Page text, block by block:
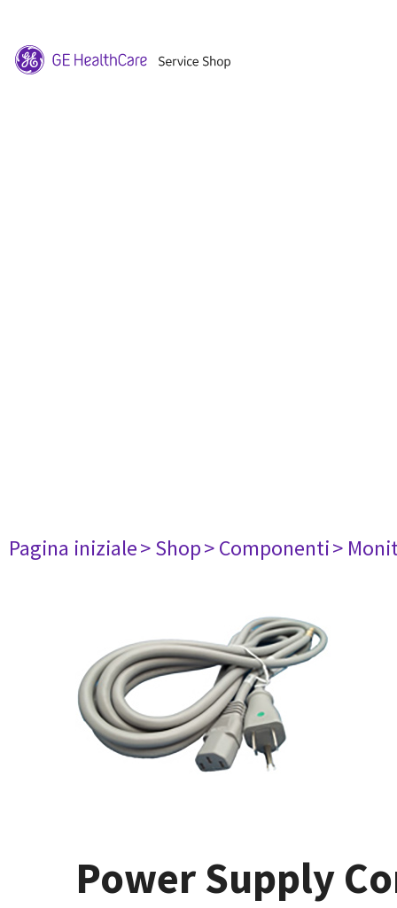
Pagina iniziale> Shop> Componenti>
Power Supply